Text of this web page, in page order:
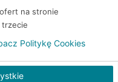
prawa zastrzeżone
na stronie
Politykę Cookies